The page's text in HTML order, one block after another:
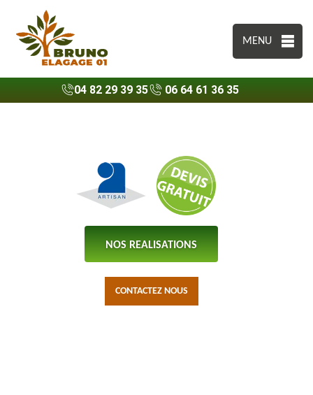
MENU
04 82 29 39 35 06 64 61 36 35
NOS REALISATIONS
CONTACTEZ NOUS